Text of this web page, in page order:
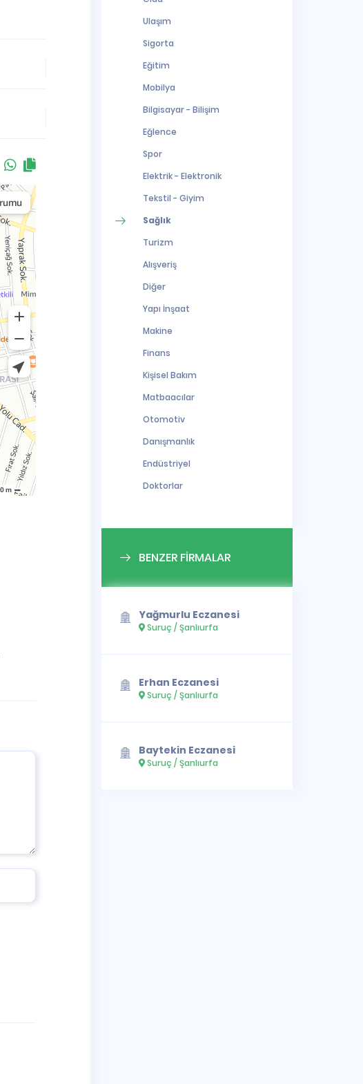
Ulaşım
Sigorta
Eğitim
Mobilya
Bilgisayar - Bilişim
Eğlence
Spor
Elektrik - Elektronik
Tekstil - Giyim
Sağlık
Turizm
Alışveriş
Diğer
Yapı İnşaat
Makine
Finans
Kişisel Bakım
Matbaacılar
Otomotiv
Danışmanlık
Endüstriyel
Doktorlar
BENZER FİRMALAR
Yağmurlu Eczanesi
Suruç / Şanlıurfa
Erhan Eczanesi
Suruç / Şanlıurfa
Baytekin Eczanesi
Suruç / Şanlıurfa